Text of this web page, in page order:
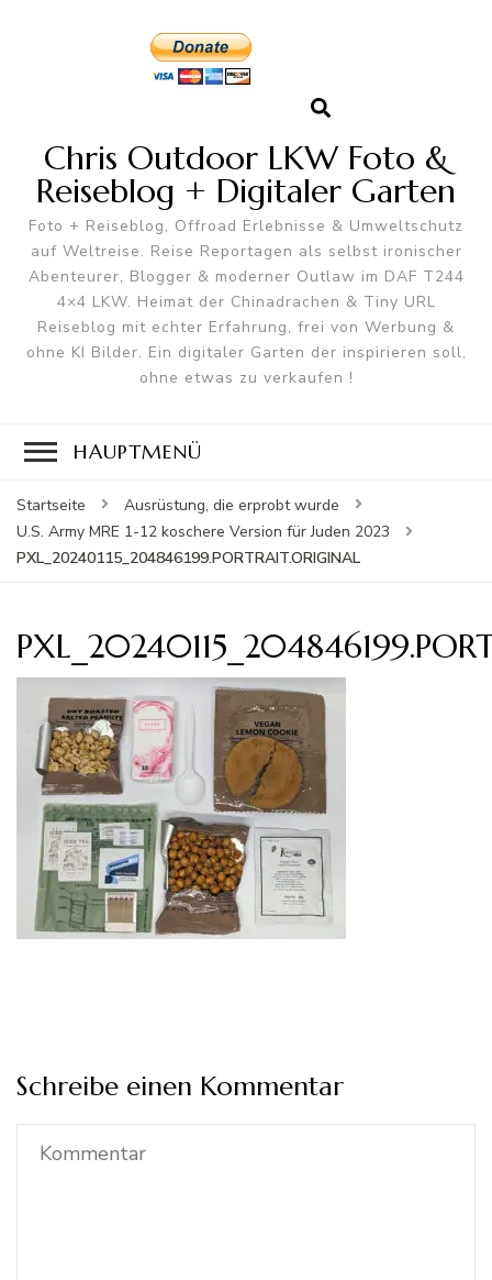
Chris Outdoor LKW Foto &
Reiseblog + Digitaler Garten
Foto + Reiseblog, Offroad Erlebnisse & Umweltschutz
auf Weltreise. Reise Reportagen als selbst ironischer
Abenteurer, Blogger & moderner Outlaw im DAF T244
4×4 LKW. Heimat der Chinadrachen & Tiny URL
Reiseblog mit echter Erfahrung, frei von Werbung &
ohne KI Bilder. Ein digitaler Garten der inspirieren soll,
ohne etwas zu verkaufen !
HAUPTMENÜ
Startseite
Ausrüstung, die erprobt wurde
U.S. Army MRE 1-12 koschere Version für Juden 2023
PXL_20240115_204846199.PORTRAIT.ORIGINAL
Schreibe einen Kommentar